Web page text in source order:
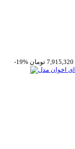
-19%
7,915,320 تومان